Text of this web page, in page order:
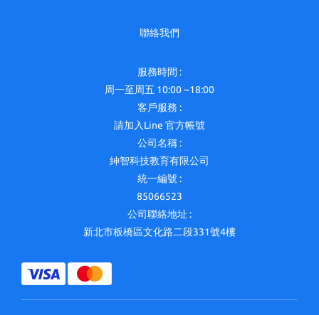
聯絡我們
服務時間 :
周一至周五 10:00 ~18:00
客戶服務 :
請加入Line 官方帳號
公司名稱 :
紳智科技教育有限公司
統一編號 :
85066523
公司聯絡地址 :
新北市板橋區文化路二段331號4樓